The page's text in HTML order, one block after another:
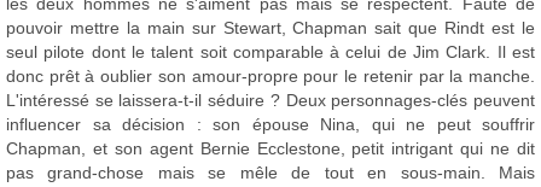
pouvoir mettre la main sur Stewart, Chapman sait que Rindt est le
seul pilote dont le talent soit comparable à celui de Jim Clark. Il est
donc prêt à oublier son amour-propre pour le retenir par la manche.
L'intéressé se laissera-t-il séduire ? Deux personnages-clés peuvent
influencer sa décision : son épouse Nina, qui ne peut souffrir
Chapman, et son agent Bernie Ecclestone, petit intrigant qui ne dit
pas grand-chose mais se mêle de tout en sous-main. Mais